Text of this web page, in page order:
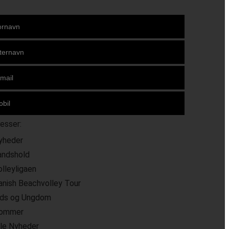
Beachvolley Tour
og Ungdom
Nyheder